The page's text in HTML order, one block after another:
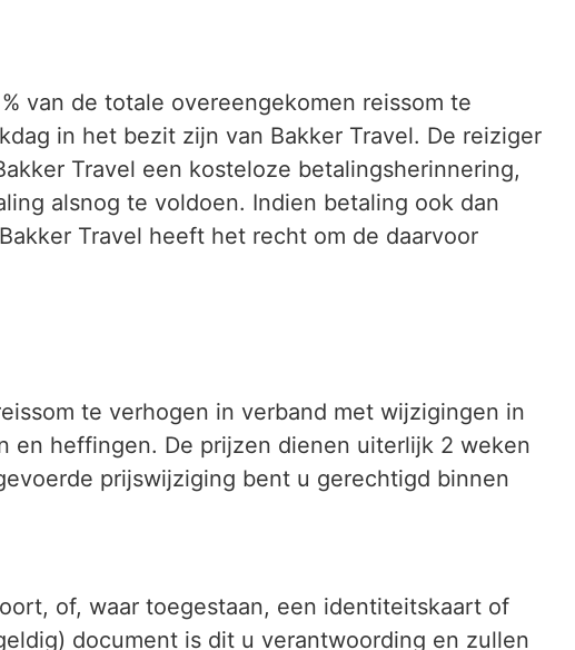
van de totale overeengekomen reissom te
in het bezit zijn van Bakker Travel. De reiziger
Travel een kosteloze betalingsherinnering,
alsnog te voldoen. Indien betaling ook dan
Travel heeft het recht om de daarvoor
te verhogen in verband met wijzigingen in
en heffingen. De prijzen dienen uiterlijk 2 weken
prijswijziging bent u gerechtigd binnen
of, waar toegestaan, een identiteitskaart of
document is dit u verantwoording en zullen